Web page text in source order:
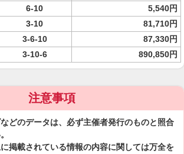
6-10
5,540円
3-10
81,710円
3-6-10
87,330円
3-10-6 890,850円
注意事項
どのデータは、必ず主催者発行のものと照合
掲載されている情報の内容に関しては万全を